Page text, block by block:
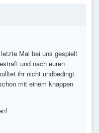
Mal bei uns gespielt
und nach euren
ihr nicht undbedingt
mit einem knappen